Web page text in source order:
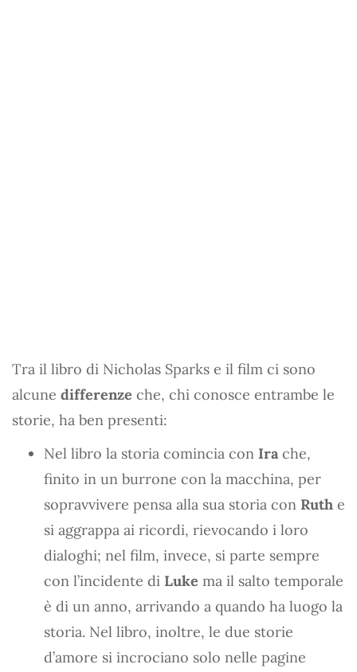
Tra il libro di Nicholas Sparks e il film ci sono
alcune differenze che, chi conosce entrambe le
storie, ha ben presenti:
Nel libro la storia comincia con Ira che,
finito in un burrone con la macchina, per
sopravvivere pensa alla sua storia con Ruth e
si aggrappa ai ricordi, rievocando i loro
dialoghi; nel film, invece, si parte sempre
con l’incidente di Luke ma il salto temporale
è di un anno, arrivando a quando ha luogo la
storia. Nel libro, inoltre, le due storie
d’amore si incrociano solo nelle pagine